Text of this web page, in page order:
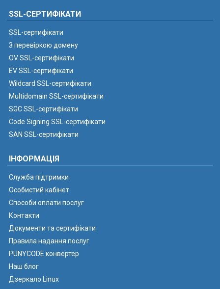
SSL-СЕРТИФІКАТИ
SSL-сертифікати
З перевіркою домену
OV SSL-сертифікати
EV SSL-сертифікати
Wildcard SSL-сертифікати
Multidomain SSL-сертифікати
SGC SSL-сертифікати
Code Signing SSL-сертифікати
SAN SSL-сертифікати
ІНФОРМАЦІЯ
Служба підтримки
Особистий кабінет
Способи оплати послуг
Контакти
Документи та сертифікати
Правила надання послуг
PUNYCODE конвертер
Наш блог
Дзеркало Linux